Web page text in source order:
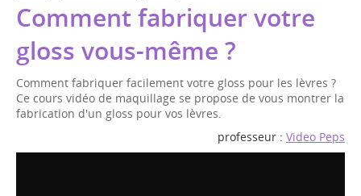
Comment fabriquer votre
gloss vous-même ?
Comment fabriquer facilement votre gloss pour les lèvres ?
Ce cours vidéo de maquillage se propose de vous montrer la
fabrication d'un gloss pour vos lèvres.
professeur : Video Peps